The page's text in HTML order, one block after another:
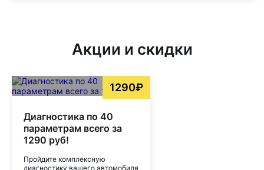
Акции и скидки
1290₽
Диагностика по 40
параметрам всего за
1290 руб!
Пройдите комплексную
диагностику вашего автомобиля